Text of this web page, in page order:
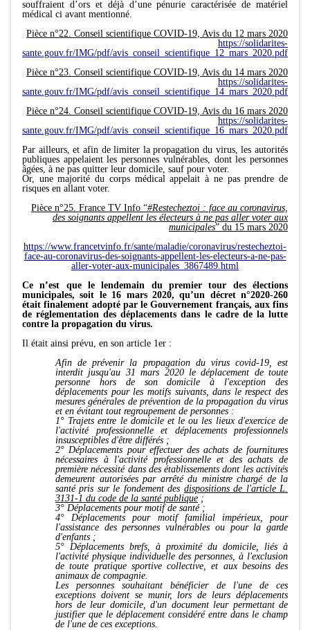
souffraient d’ors et déjà d’une pénurie caractérisée de matériel
médical ci avant mentionné.
Pièce n°22. Conseil scientifique COVID-19, Avis du 12 mars 2020
https://solidarites-
sante.gouv.fr/IMG/pdf/avis_conseil_scientifique_12_mars_2020.pdf
Pièce n°23. Conseil scientifique COVID-19, Avis du 14 mars 2020
https://solidarites-
sante.gouv.fr/IMG/pdf/avis_conseil_scientifique_14_mars_2020.pdf
Pièce n°24. Conseil scientifique COVID-19, Avis du 16 mars 2020
https://solidarites-
sante.gouv.fr/IMG/pdf/avis_conseil_scientifique_16_mars_2020.pdf
Par ailleurs, et afin de limiter la propagation du virus, les autorités
publiques appelaient les personnes vulnérables, dont les personnes
âgées, à ne pas quitter leur domicile, sauf pour voter.
Or, une majorité du corps médical appelait à ne pas prendre de
risques en allant voter.
Pièce n°25. France TV Info “#Restecheztoi : face au coronavirus,
des soignants appellent les électeurs à ne pas aller voter aux
municipales” du 15 mars 2020
https://www.francetvinfo.fr/sante/maladie/coronavirus/restecheztoi-
face-au-coronavirus-des-soignants-appellent-les-electeurs-a-ne-pas-
aller-voter-aux-municipales_3867489.html
Ce n’est que le lendemain du premier tour des élections
municipales, soit le 16 mars 2020, qu’un décret n°2020-260
était finalement adopté par le Gouvernement français, aux fins
de réglementation des déplacements dans le cadre de la lutte
contre la propagation du virus.
Il était ainsi prévu, en son article 1er :
Afin de prévenir la propagation du virus covid-19, est
interdit jusqu'au 31 mars 2020 le déplacement de toute
personne hors de son domicile à l'exception des
déplacements pour les motifs suivants, dans le respect des
mesures générales de prévention de la propagation du virus
et en évitant tout regroupement de personnes :
1° Trajets entre le domicile et le ou les lieux d'exercice de
l'activité professionnelle et déplacements professionnels
insusceptibles d'être différés ;
2° Déplacements pour effectuer des achats de fournitures
nécessaires à l'activité professionnelle et des achats de
première nécessité dans des établissements dont les activités
demeurent autorisées par arrêté du ministre chargé de la
santé pris sur le fondement des dispositions de l'article L.
3131-1 du code de la santé publique ;
3° Déplacements pour motif de santé ;
4° Déplacements pour motif familial impérieux, pour
l'assistance des personnes vulnérables ou pour la garde
d'enfants ;
5° Déplacements brefs, à proximité du domicile, liés à
l'activité physique individuelle des personnes, à l'exclusion
de toute pratique sportive collective, et aux besoins des
animaux de compagnie.
Les personnes souhaitant bénéficier de l'une de ces
exceptions doivent se munir, lors de leurs déplacements
hors de leur domicile, d'un document leur permettant de
justifier que le déplacement considéré entre dans le champ
de l'une de ces exceptions.